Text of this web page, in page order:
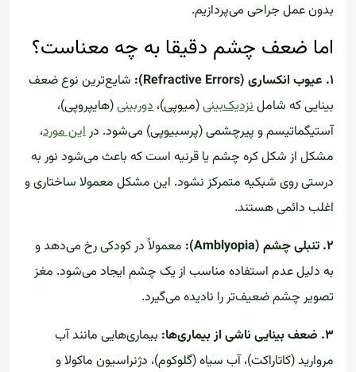
بدون عمل جراحی می‌پردازیم.
اما ضعف چشم دقیقا به چه معناست؟
۱. عیوب انکساری (Refractive Errors):
شایع‌ترین نوع ضعف
بینایی که شاملنزدیک‌بینی(میوپی)، دوربینی(هایپروپی)،
آستیگماتیسم و پیرچشمی (پرسبیوپی) می‌شود. دراین مورد،
مشکل از شکل کره چشم یا قرنیه است که باعث می‌شود نور به
درستی روی شبکیه متمرکز نشود. این مشکل معمولا ساختاری و
اغلب دائمی هستند.
۲. تنبلی چشم (Amblyopia):
معمولاً در کودکی رخ می‌دهد و
به دلیل عدم استفاده مناسب از یک چشم ایجاد می‌شود. مغز
تصویر چشم ضعیف‌تر را نادیده می‌گیرد.
۳. ضعف بینایی ناشی از بیماری‌ها:
بیماری‌هایی مانند آب
مروارید (کاتاراکت)، آب سیاه (گلوکوم)، دژنراسیون ماکولا و